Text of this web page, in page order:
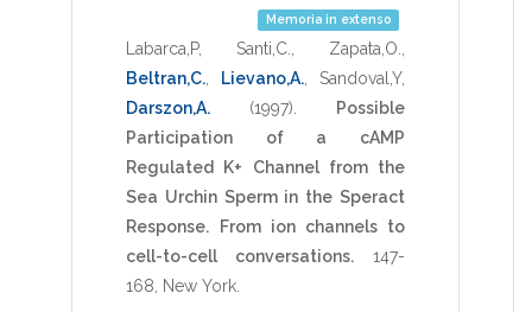
Memoria in extenso
Labarca,P, Santi,C. Zapata,O.
Beltran,C.
Lievano,A. Sandoval,Y,
Darszon,A.
(1997)
Possible
Participation of a cAMP
Regulated K+ Channel from the
Sea Urchin Sperm in the Speract
Response.
From ion channels to
cell-to-cell conversations.
147-
168 New York